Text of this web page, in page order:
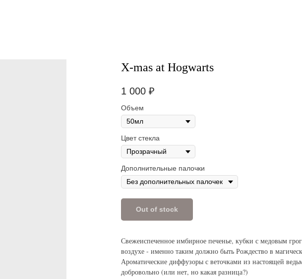
Х-mas at Hogwarts
1 000 ₽
Объем
Цвет стекла
Дополнительные палочки
Out of stock
Свежеиспеченное имбирное печенье, кубки с медовым
воздухе - именно таким должно быть Рождество в
Ароматические диффузоры с веточками из настоящей
добровольно (или нет, но какая разница?)